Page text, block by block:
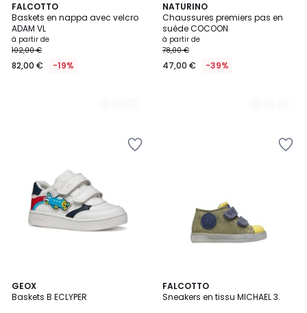
FALCOTTO
Baskets en nappa avec velcro
ADAM VL
à partir de
102,00 €
82,00 € -19%
3
Couleurs
NATURINO
Chaussures premiers pas en
suède COCOON
à partir de
78,00 €
47,00 € -39%
2
Couleurs
GEOX
Baskets B ECLYPER
FALCOTTO
Sneakers en tissu MICHAEL 3.